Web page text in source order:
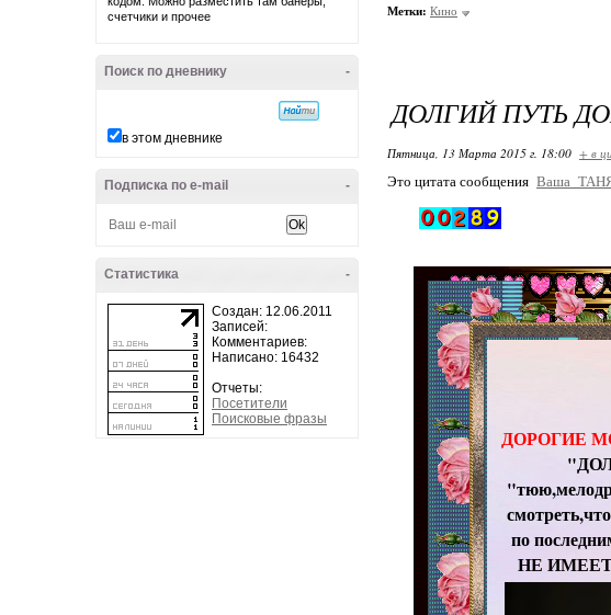
счетчики и прочее
-
Поиск по дневнику
в этом дневнике
-
Подписка по e-mail
-
Статистика
Создан: 12.06.2011
Записей:
Комментариев:
Написано: 16432
Отчеты:
Посетители
Поисковые фразы
Метки: Кино
ДОЛГИЙ ПУТЬ
Пятница, 13 Марта 2015 г. 18:00 + в
Это цитата сообщения
ДОРОГИЕ
по
НЕ ИМЕЕТ